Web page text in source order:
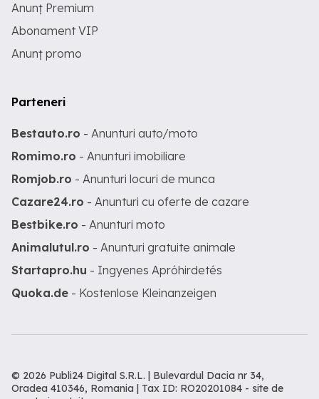
Anunț Premium
Abonament VIP
Anunț promo
Parteneri
Bestauto.ro - Anunturi auto/moto
Romimo.ro - Anunturi imobiliare
Romjob.ro - Anunturi locuri de munca
Cazare24.ro - Anunturi cu oferte de cazare
Bestbike.ro - Anunturi moto
Animalutul.ro - Anunturi gratuite animale
Startapro.hu - Ingyenes Apróhirdetés
Quoka.de - Kostenlose Kleinanzeigen
© 2026 Publi24 Digital S.R.L. | Bulevardul Dacia nr 34,
Oradea 410346, Romania | Tax ID: RO20201084 - site de